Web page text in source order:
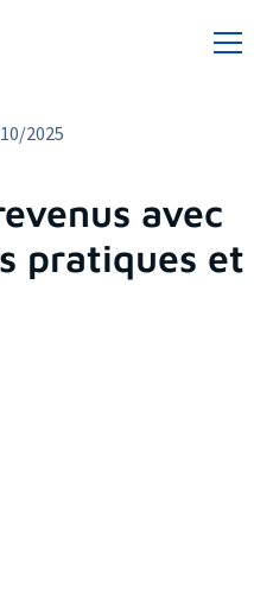
10/2025
avec
pratiques et